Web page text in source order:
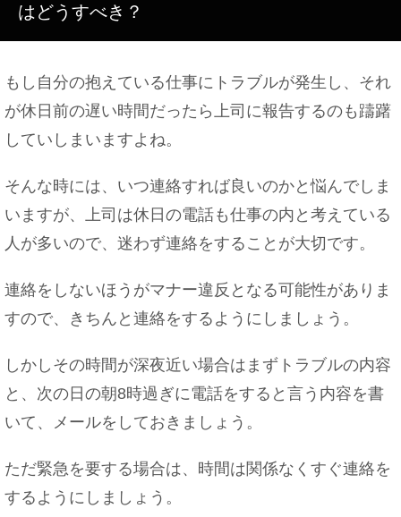
はどうすべき？
もし自分の抱えている仕事にトラブルが発生し、それ
が休日前の遅い時間だったら上司に報告するのも躊躇
していしまいますよね。
そんな時には、いつ連絡すれば良いのかと悩んでしま
いますが、上司は休日の電話も仕事の内と考えている
人が多いので、迷わず連絡をすることが大切です。
連絡をしないほうがマナー違反となる可能性がありま
すので、きちんと連絡をするようにしましょう。
しかしその時間が深夜近い場合はまずトラブルの内容
と、次の日の朝8時過ぎに電話をすると言う内容を書
いて、メールをしておきましょう。
ただ緊急を要する場合は、時間は関係なくすぐ連絡を
するようにしましょう。